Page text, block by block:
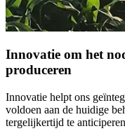
Innovatie om het
produceren
Innovatie helpt ons
voldoen aan de huidige
tergelijkertijd te